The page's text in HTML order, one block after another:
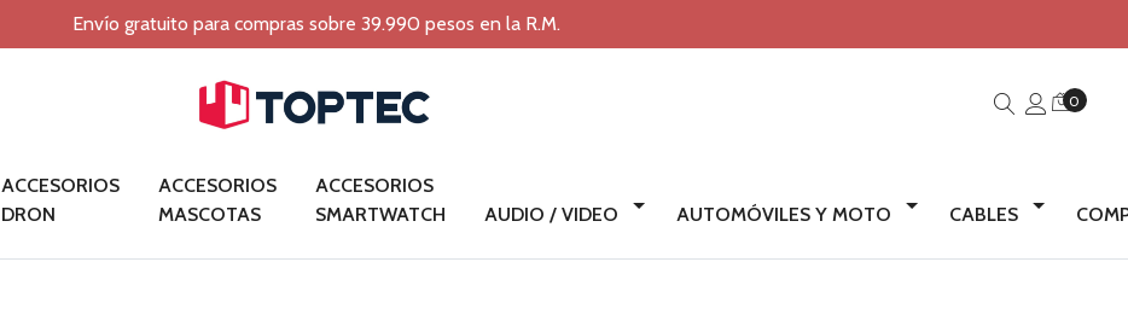
Envío gratuito para compras sobre 39.990 pesos en la R.M.
0
ACCESORIOS
DRON
ACCESORIOS
MASCOTAS
ACCESORIOS
SMARTWATCH
AUDIO / VIDEO AUTOMÓVILES Y MOTO CABLES